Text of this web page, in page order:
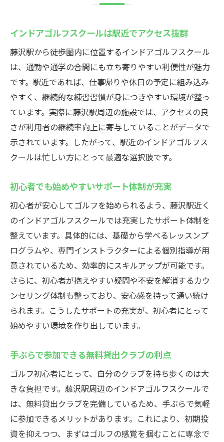
インドアゴルフスクールは駅近でアクセス抜群
藤沢駅から徒歩圏内に位置するインドアゴルフスクール
は、通勤や通学の合間にも立ち寄りやすい利便性が魅力
です。駅近であれば、仕事帰りや休日の予定に組み込み
やすく、継続的な練習習慣が身につきやすい環境が整っ
ています。実際に藤沢駅周辺の施設では、アクセスの良
さが利用者の継続率向上に寄与していることがデータで
示されています。したがって、駅近のインドアゴルフス
クールは忙しい方にとって最適な選択肢です。
初心者でも始めやすいサポート体制が充実
初心者が安心してゴルフを始められるよう、藤沢駅近く
のインドアゴルフスクールでは充実したサポート体制を
整えています。具体的には、基礎から学べるレッスンプ
ログラムや、専門インストラクターによる個別指導が用
意されているため、効率的にスキルアップが可能です。
さらに、初心者が抱えやすい疑問や不安を解消するカウ
ンセリング体制も整っており、安心感を持って通い続け
られます。こうしたサポートの充実が、初心者にとって
始めやすい環境を作り出しています。
手ぶらで参加できる無料貸出クラブの利点
ゴルフ初心者にとって、自分のクラブを持ち歩くのは大
きな負担です。藤沢駅周辺のインドアゴルフスクールで
は、無料貸出クラブを完備しているため、手ぶらで気軽
に参加できるメリットがあります。これにより、初期投
資を抑えつつ、まずはゴルフの感覚を掴むことに専念で